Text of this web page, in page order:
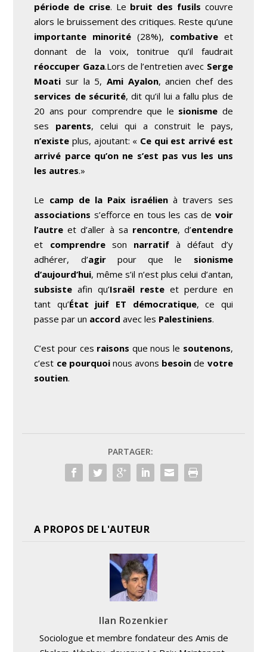
période de crise. Le bruit des fusils couvre
alors le bruissement des critiques. Reste qu’une
importante minorité (28%), combativeet
donnant de la voix, tonitrue qu’il faudrait
réoccuper Gaza.Lors de l’entretien avec Serge
Moati sur la 5, Ami Ayalon, ancien chef des
services de sécurité, dit qu’il lui a fallu plus de
20 ans pour comprendre que le sionisme de
ses parents, celui qui a construit le pays,
n’existeplus, ajoutant: « Ce qui est arrivé est
arrivé parce qu’on ne s’est pas vus les uns
les autres.»
Le camp de la Paix israélien à travers ses
associations s’efforce en tous les cas de voir
l’autre et d’aller à sa rencontre, d’entendre
et comprendreson narratif à défaut d’y
adhérer, d’agirpour que le sionisme
d’aujourd’hui, même s’il n’est plus celui d’antan,
subsiste afin qu’Israël reste et perdure en
tant qu’État juif ET démocratique, ce qui
passe par un accord avec les Palestiniens.
C’est pour ces raisons que nous le soutenons,
c’est ce pourquoinous avons besoin de votre
soutien.
PARTAGER:
A PROPOS DE L'AUTEUR
Ilan Rozenkier
Sociologue et membre fondateur des Amis de